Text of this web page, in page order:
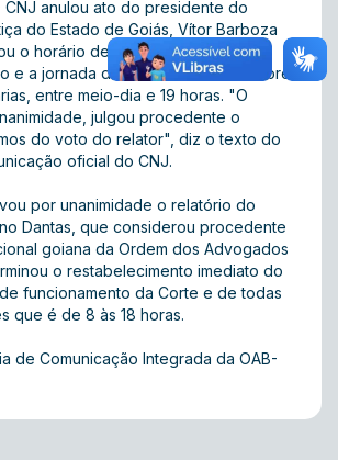
CNJ anulou ato do presidente do
do Estado de Goiás, Vítor Barboza
o horário de funcionamento do
e a jornada de trabalho dos servidores
entre meio-dia e 19 horas. "O
julgou procedente o
do voto do relator", diz o texto do
oficial do CNJ.
por unanimidade o relatório do
Dantas, que considerou procedente
goiana da Ordem dos Advogados
o restabelecimento imediato do
funcionamento da Corte e de todas
que é de 8 às 18 horas.
de Comunicação Integrada da OAB-